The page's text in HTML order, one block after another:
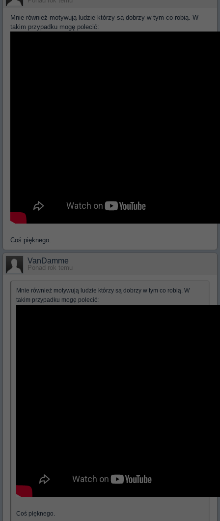
Mnie również motywują ludzie którzy są dobrzy w tym co robią. W
takim przypadku mogę polecić:
Coś pięknego.
VanDamme
Ponad rok temu
Mnie również motywują ludzie którzy są dobrzy w tym co robią. W
takim przypadku mogę polecić:
Coś pięknego.